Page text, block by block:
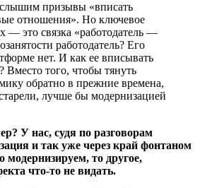
призывы «вписать
отношения». Но ключевое
— это связка «работодатель —
работодатель? Его
нет. И как ее вписывать
Вместо того, чтобы тянуть
обратно в прежние времена,
лучше бы модернизацией
У нас, судя по разговорам
и так уже через край фонтаном
модернизируем, то другое,
что-то не видать.